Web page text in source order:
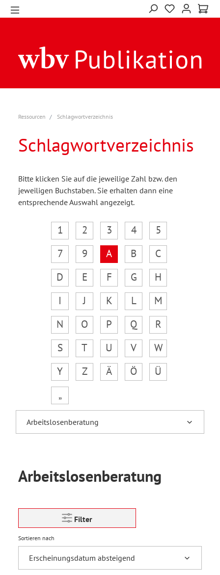
Ressourcen Schlagwortverzeichnis
Schlagwortverzeichnis
Bitte klicken Sie auf die jeweilige Zahl bzw. den
jeweiligen Buchstaben. Sie erhalten dann eine
entsprechende Auswahl angezeigt.
1 2 3 4
5
7
9 A B
C
D
E F G
H
I
J K L
M
N
O P Q
R
S
T U V
W
Y
Z Ä Ö
Ü
„
Arbeitslosenberatung
Filter
Sortieren nach